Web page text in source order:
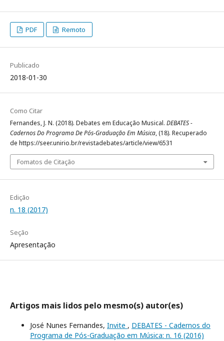
PDF Remoto
Publicado
2018-01-30
Como Citar
Fernandes, J. N. (2018). Debates em Educação Musical. DEBATES -
Cadernos Do Programa De Pós-Graduação Em Música, (18). Recuperado
de https://seer.unirio.br/revistadebates/article/view/6531
Fomatos de Citação
Edição
n. 18 (2017)
Seção
Apresentação
Artigos mais lidos pelo mesmo(s) autor(es)
José Nunes Fernandes, Invite , DEBATES - Cadernos do
Programa de Pós-Graduação em Música: n. 16 (2016)